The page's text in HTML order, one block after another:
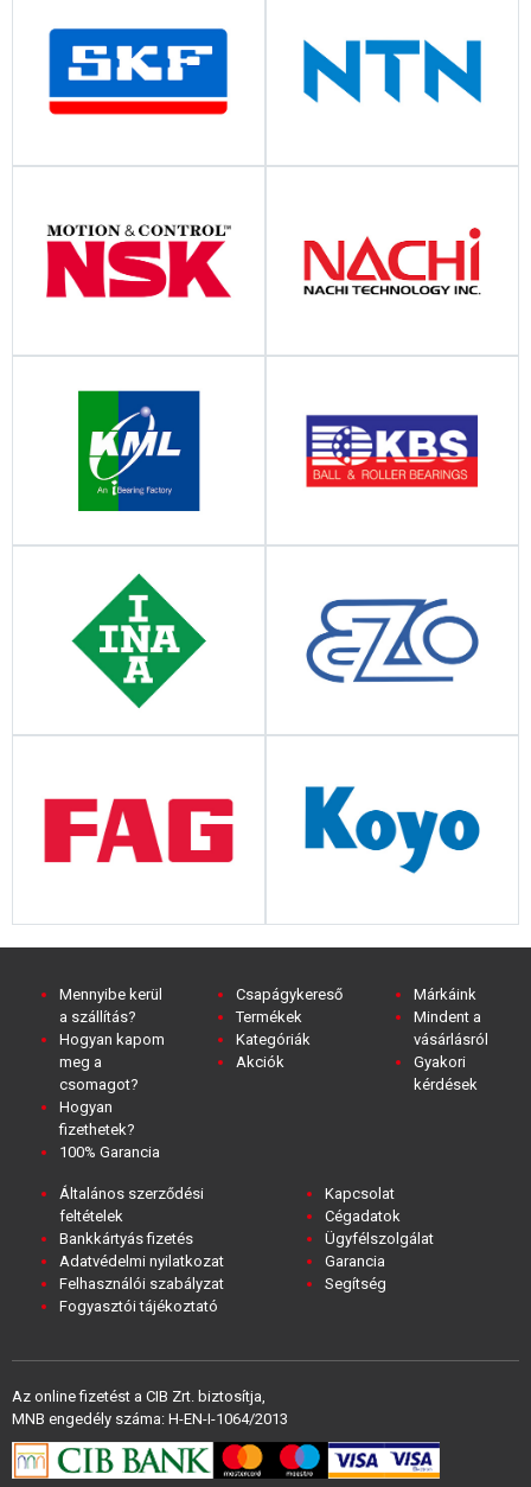
Mennyibe kerül
a szállítás?
Hogyan kapom
meg a
csomagot?
Hogyan
fizethetek?
100% Garancia
Csapágykereső
Termékek
Kategóriák
Akciók
Márkáink
Mindent a
vásárlásról
Gyakori
kérdések
Általános szerződési
feltételek
Bankkártyás fizetés
Adatvédelmi nyilatkozat
Felhasználói szabályzat
Fogyasztói tájékoztató
Kapcsolat
Cégadatok
Ügyfélszolgálat
Garancia
Segítség
Az online fizetést a CIB Zrt. biztosítja,
MNB engedély száma: H-EN-I-1064/2013